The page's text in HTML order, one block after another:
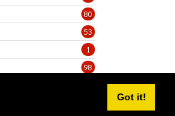
Got it!
80
53
1
98